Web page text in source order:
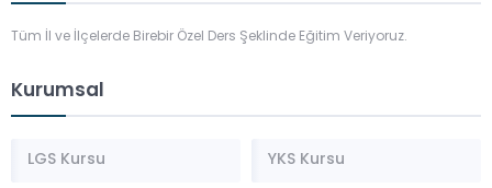
Tüm İl ve İlçelerde Birebir Özel Ders Şeklinde Eğitim Veriyoruz.
Kurumsal
LGS Kursu YKS Kursu